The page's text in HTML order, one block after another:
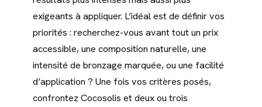
exigeants à appliquer. L’idéal est de définir vos
priorités : recherchez-vous avant tout un prix
accessible, une composition naturelle, une
intensité de bronzage marquée, ou une facilité
d’application ? Une fois vos critères posés,
confrontez Cocosolis et deux ou trois